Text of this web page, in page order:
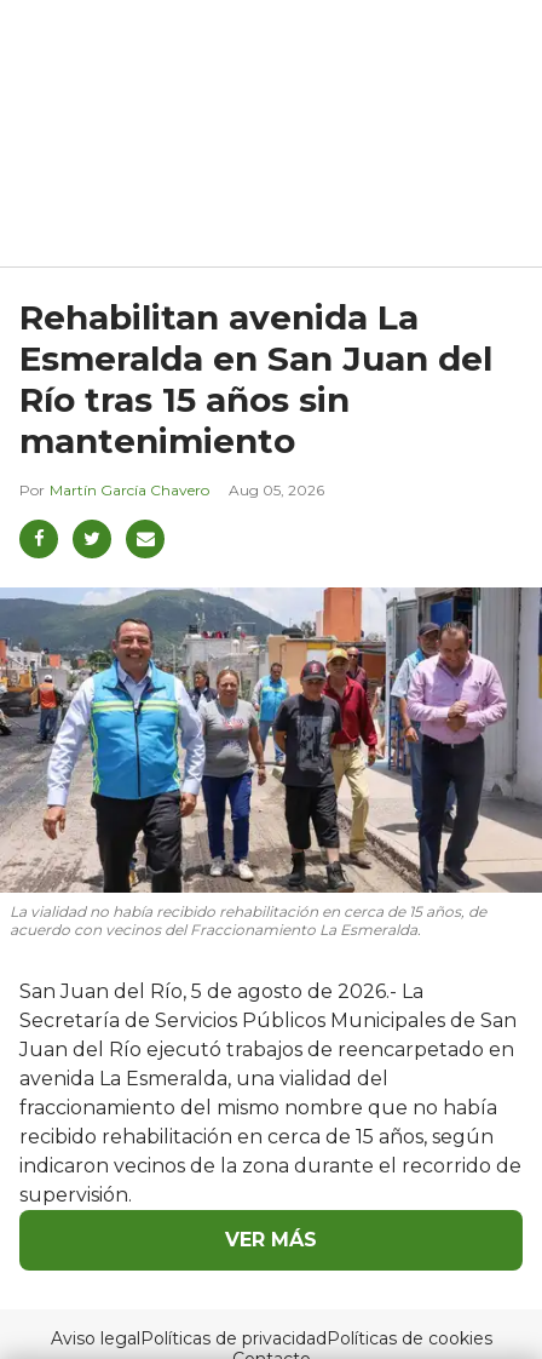
Rehabilitan avenida La
Esmeralda en San Juan del
Río tras 15 años sin
mantenimiento
Martín García Chavero Aug 05, 2026
La vialidad no había recibido rehabilitación en cerca de 15 años, de
acuerdo con vecinos del Fraccionamiento La Esmeralda.
San Juan del Río, 5 de agosto de 2026.- La
Secretaría de Servicios Públicos Municipales de San
Juan del Río ejecutó trabajos de reencarpetado en
avenida La Esmeralda, una vialidad del
fraccionamiento del mismo nombre que no había
recibido rehabilitación en cerca de 15 años, según
indicaron vecinos de la zona durante el recorrido de
supervisión.
VER MÁS
Aviso legalPolíticas de privacidadPolíticas de cookies